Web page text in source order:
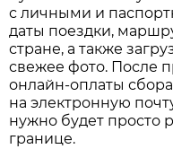
с личными и
даты поездки,
стране, а также
свежее фото. После
онлайн-оплаты
на электронную
нужно будет просто
границе.